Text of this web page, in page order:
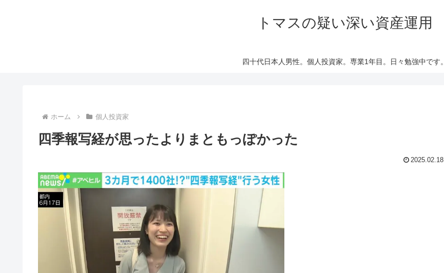
トマスの疑い深い資産運用
四十代日本人男性。個人投資家。専業1年目。日々勉強中です。
ホーム 個人投資家
四季報写経が思ったよりまともっぽかった
2025.02.18